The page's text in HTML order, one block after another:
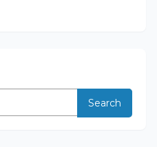
Search